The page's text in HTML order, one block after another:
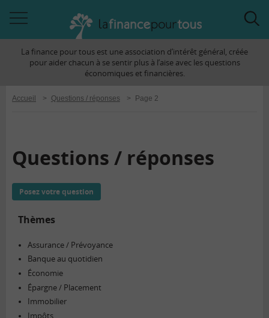
àLa finance pour tous est une association d’intérêt général, créée
pour aider chacun à se sentir plus à l’aise avec les questions
économiques et financières.
Accueil > Questions / réponses > Page 2
Questions / réponses
Posez votre question
Thèmes
Assurance / Prévoyance
Banque au quotidien
Économie
Épargne / Placement
Immobilier
Impôts